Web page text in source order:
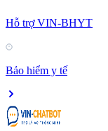
Hỗ trợ VIN-BHYT
Bảo hiểm y tế